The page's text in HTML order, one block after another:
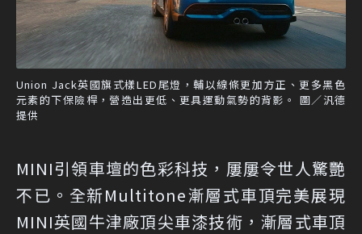
Union Jack英國旗式樣LED尾燈，輔以線條更加方正、更多黑色
元素的下保險桿，營造出更低、更具運動氣勢的背影。 圖／汎德
提供
MINI引領車壇的色彩科技，屢屢令世人驚艷
不已。全新Multitone漸層式車頂完美展現
MINI英國牛津廠頂尖車漆技術，漸層式車頂